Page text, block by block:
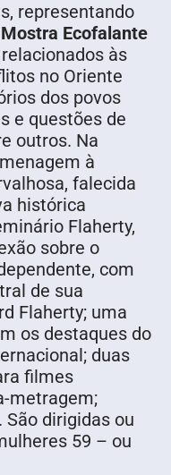
representando
Mostra Ecofalante
às
no Oriente
dos povos
e questões de
outros. Na
à
falecida
histórica
Flaherty,
sobre o
com
de sua
Flaherty; uma
os destaques do
duas
filmes
metragem;
dirigidas ou
59 – ou